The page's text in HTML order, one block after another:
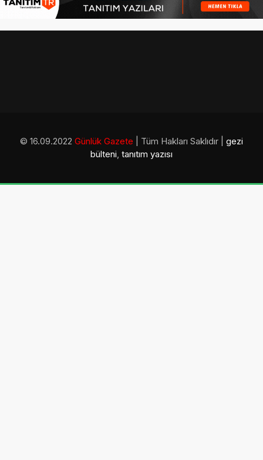
© 16.09.2022 Günlük Gazete | Tüm Hakları Saklıdır | gezi
bülteni, tanıtım yazısı